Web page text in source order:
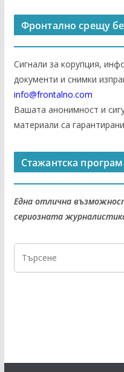
Фронтално срещу
Сигнали за корупция,
документи и снимки
info@frontalno.com
Вашата анонимност и
материали са
Стажантска
Една отлична
сериозната